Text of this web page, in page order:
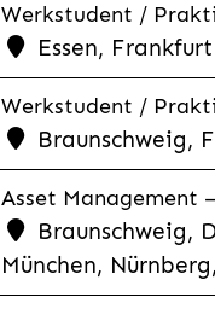
Werkstudent /
Essen,
Werkstudent /
Braunschweig,
Asset Management
Braunschweig,
München,